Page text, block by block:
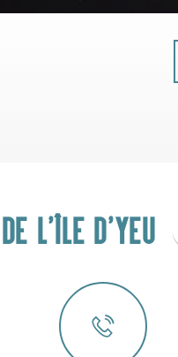
L'ÎLE D'YEU